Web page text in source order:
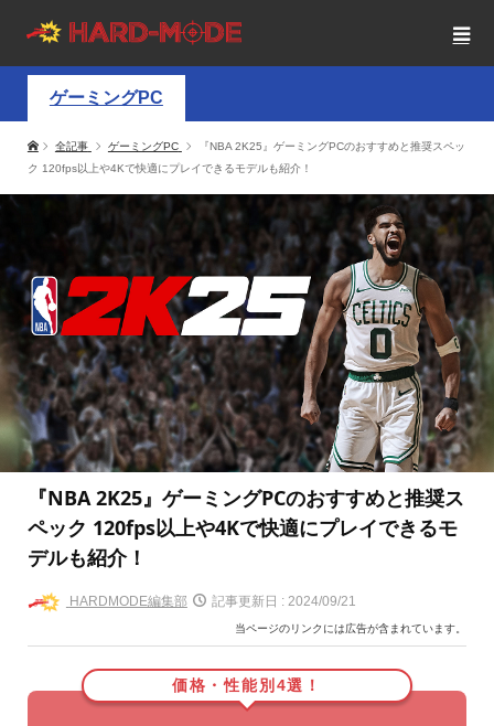
ゲーミングPC
全記事 ゲーミングPC
『NBA 2K25』ゲーミングPCのおすすめと推奨スペッ
ク 120fps以上や4Kで快適にプレイできるモデルも紹介！
『NBA 2K25』ゲーミングPCのおすすめと推奨ス
ペック 120fps以上や4Kで快適にプレイできるモ
デルも紹介！
HARDMODE編集部 記事更新日 : 2024/09/21
当ページのリンクには広告が含まれています。
価格・性能別4選！